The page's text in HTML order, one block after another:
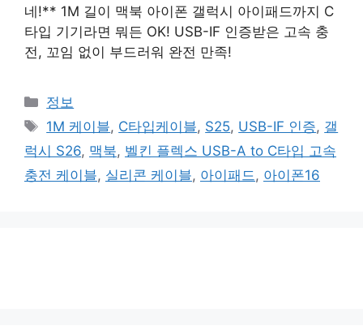
네!** 1M 길이 맥북 아이폰 갤럭시 아이패드까지 C
타입 기기라면 뭐든 OK! USB-IF 인증받은 고속 충
전, 꼬임 없이 부드러워 완전 만족!
카
테
리
정보
태
그
1M 케이블, C타입케이블, S25, USB-IF 인증, 갤
럭시 S26, 맥북, 벨킨 플렉스 USB-A to C타입 고속
충전 케이블, 실리콘 케이블, 아이패드 , 아이폰16